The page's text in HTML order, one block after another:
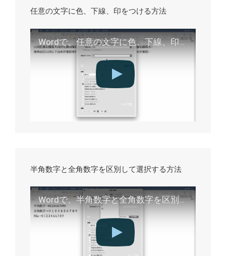
任意の文字に色、下線、印をつける方法
Wordで、任意の文字に色、下線、印をつける方法
半角数字と全角数字を区別して選択する方法
Wordで、半角数字と全角数字を区別して選択する方法